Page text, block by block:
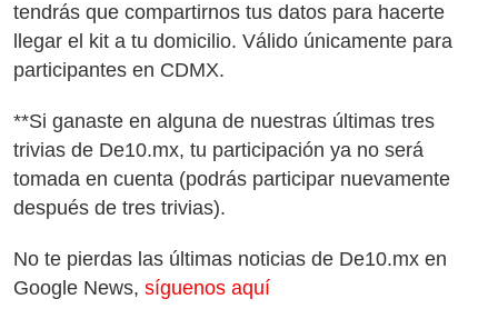
tendrás que compartirnos tus datos para hacerte
llegar el kit a tu domicilio. Válido únicamente para
participantes en CDMX.
**Si ganaste en alguna de nuestras últimas tres
trivias de De10.mx, tu participación ya no será
tomada en cuenta (podrás participar nuevamente
después de tres trivias).
No te pierdas las últimas noticias de De10.mx en
Google News, síguenos aquí